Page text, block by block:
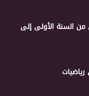
من السنة الأولى إلى